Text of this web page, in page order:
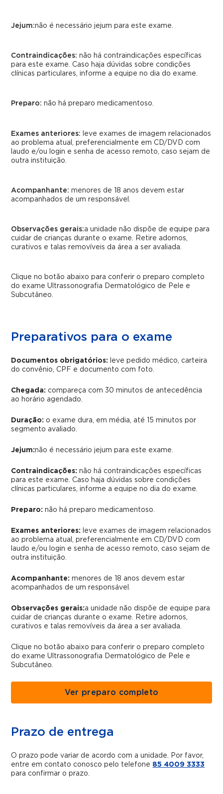
Jejum:não é necessário jejum para este exame.
Contraindicações: não há contraindicações específicas
para este exame. Caso haja dúvidas sobre condições
clínicas particulares, informe a equipe no dia do exame.
Preparo:não há preparo medicamentoso.
Exames anteriores:
leve exames de imagem relacionados
ao problema atual, preferencialmente em CD/DVD com
laudo e/ou login e senha de acesso remoto, caso sejam de
outra instituição.
Acompanhante: menores de 18 anos devem estar
acompanhados de um responsável.
Observações gerais:a unidade não dispõe de equipe para
cuidar de crianças durante o exame. Retire adornos,
curativos e talas removíveis da área a ser avaliada.
Clique no botão abaixo para conferir o preparo completo
do exame Ultrassonografia Dermatológico de Pele e
Subcutâneo.
Preparativos para o exame
Documentos obrigatórios:
leve pedido médico, carteira
do convênio, CPF e documento com foto.
Chegada: compareça com 30 minutos de antecedência
ao horário agendado.
Duração: o exame dura, em média, até 15 minutos por
segmento avaliado.
Jejum:não é necessário jejum para este exame.
Contraindicações: não há contraindicações específicas
para este exame. Caso haja dúvidas sobre condições
clínicas particulares, informe a equipe no dia do exame.
Preparo:não há preparo medicamentoso.
Exames anteriores:
leve exames de imagem relacionados
ao problema atual, preferencialmente em CD/DVD com
laudo e/ou login e senha de acesso remoto, caso sejam de
outra instituição.
Acompanhante: menores de 18 anos devem estar
acompanhados de um responsável.
Observações gerais:a unidade não dispõe de equipe para
cuidar de crianças durante o exame. Retire adornos,
curativos e talas removíveis da área a ser avaliada.
Clique no botão abaixo para conferir o preparo completo
do exame Ultrassonografia Dermatológico de Pele e
Subcutâneo.
Ver preparo completo
Prazo de entrega
O prazo pode variar de acordo com a unidade. Por favor,
entre em contato conosco pelo telefone 85 4009 3333
para confirmar o prazo.